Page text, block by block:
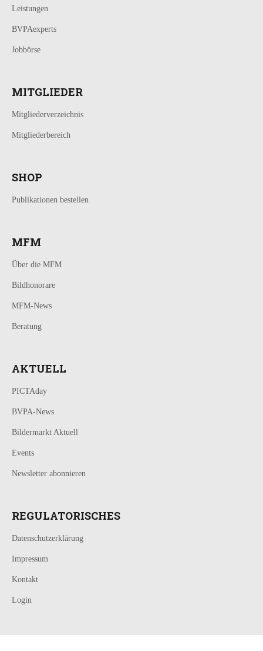
Leistungen
BVPAexperts
Jobbörse
MITGLIEDER
Mitgliederverzeichnis
Mitgliederbereich
SHOP
Publikationen bestellen
MFM
Über die MFM
Bildhonorare
MFM-News
Beratung
AKTUELL
PICTAday
BVPA-News
Bildermarkt Aktuell
Events
Newsletter abonnieren
REGULATORISCHES
Datenschutzerklärung
Impressum
Kontakt
Login